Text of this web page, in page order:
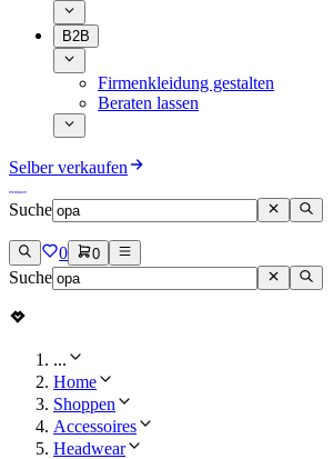
B2B
Firmenkleidung gestalten
Beraten lassen
Selber verkaufen
Suche
0 0
Suche
...
Home
Shoppen
Accessoires
Headwear